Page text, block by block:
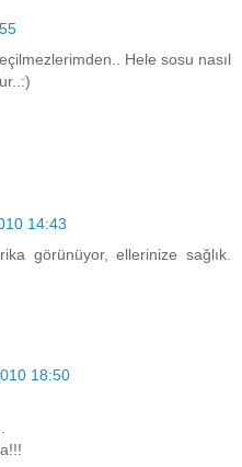
Hele sosu nasıl
14:43
görünüyor, ellerinize sağlık.
18:50